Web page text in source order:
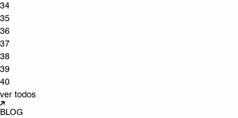
34
35
36
37
38
39
40
ver todos
BLOG